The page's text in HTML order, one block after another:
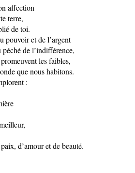
affection
terre,
de toi.
pouvoir et de l’argent
de l’indifférence,
les faibles,
que nous habitons.
:
d’amour et de beauté.